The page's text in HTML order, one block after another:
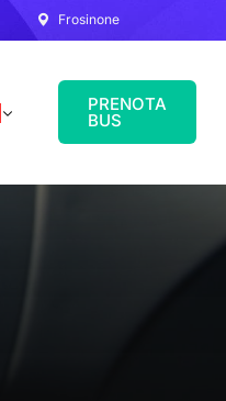
Frosinone
PRENOTA
BUS